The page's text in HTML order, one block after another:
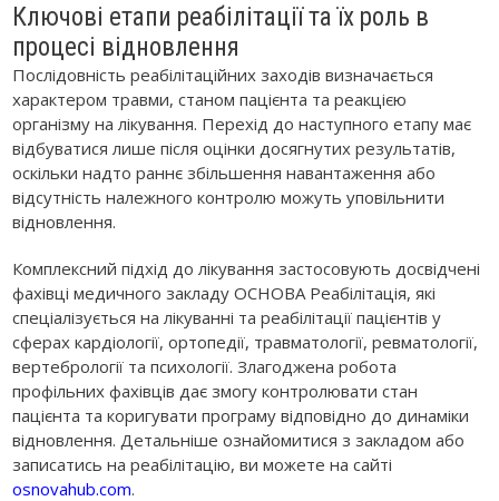
Ключові етапи реабілітації та їх роль в
процесі відновлення
Послідовність реабілітаційних заходів визначається
характером травми, станом пацієнта та реакцією
організму на лікування. Перехід до наступного етапу має
відбуватися лише після оцінки досягнутих результатів,
оскільки надто раннє збільшення навантаження або
відсутність належного контролю можуть уповільнити
відновлення.
Комплексний підхід до лікування застосовують досвідчені
фахівці медичного закладу ОСНОВА Реабілітація, які
спеціалізується на лікуванні та реабілітації пацієнтів у
сферах кардіології, ортопедії, травматології, ревматології,
вертебрології та психології. Злагоджена робота
профільних фахівців дає змогу контролювати стан
пацієнта та коригувати програму відповідно до динаміки
відновлення. Детальніше ознайомитися з закладом або
записатись на реабілітацію, ви можете на сайті
osnovahub.com.